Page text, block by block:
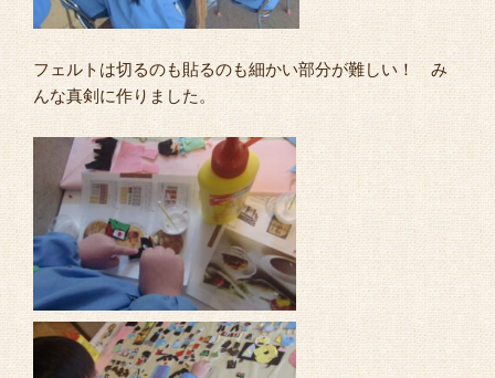
フェルトは切るのも貼るのも細かい部分が難しい！ み
んな真剣に作りました。